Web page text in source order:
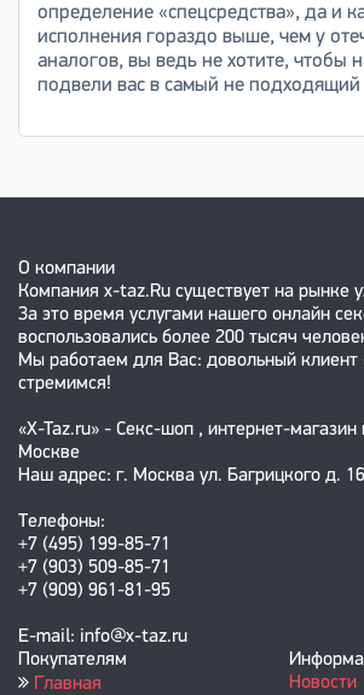
определение «спецсредства», да и
исполнения гораздо выше, чем у
аналогов, вы ведь не хотите, чтобы
подвели вас в самый не подходящий
О компании
Компания x-taz.Ru существует на рынке
За это время услугами нашего онлайн
воспользовались более 200 тысяч
Мы работаем для Вас: довольный
стремимся!
«X-Taz.ru» - Секс-шоп , интернет-магазин
Москве
Наш адрес: г. Москва ул. Багрицкого д.
Телефоны:
+7 (495) 199-85-71
+7 (903) 509-85-71
+7 (909) 961-81-95
E-mail: info@x-taz.ru
Покупателям
Главная
Новости